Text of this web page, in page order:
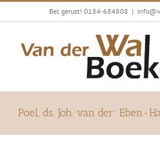
Ga
Bel gerust! 0184-684808 |
Poel, ds. Joh. van der: Eben-